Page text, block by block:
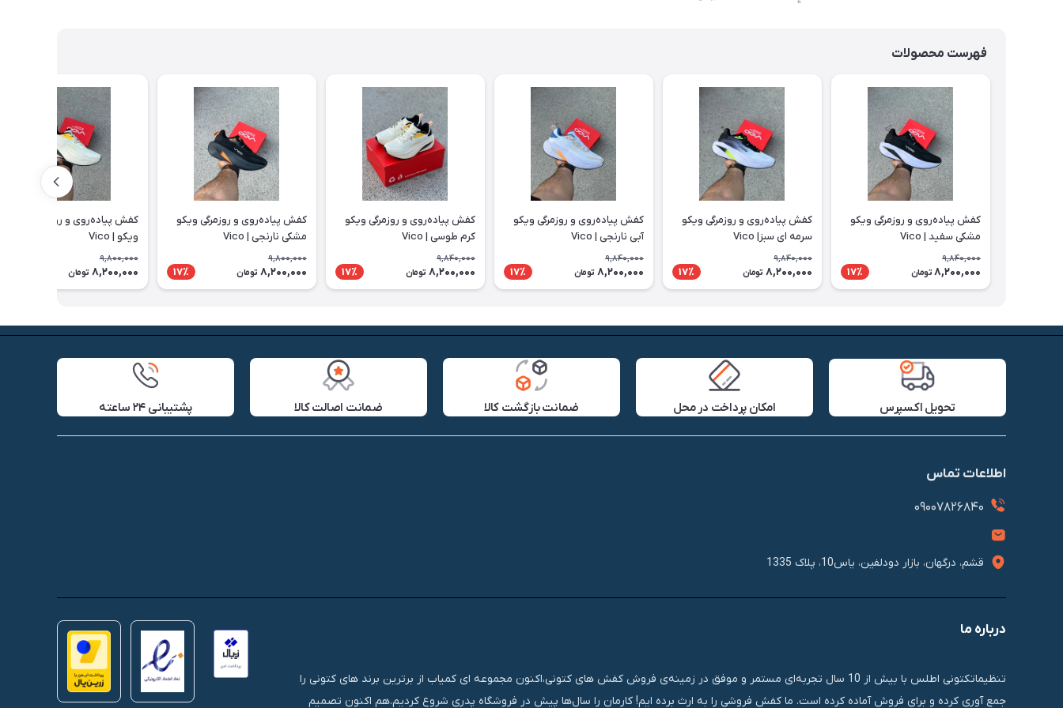
فهرست محصولات
کفش پیاده‌روی و روزمرگی ویکو
مشکی سفید | Vico
9,840,000
8,200,000 تومان 17٪
کفش پیاده‌روی و روزمرگی ویکو
سرمه ای سبز| Vico
9,840,000
8,200,000 تومان 17٪
کفش پیاده‌روی و روزمرگی ویکو
آبی نارنجی | Vico
9,840,000
8,200,000 تومان 17٪
کفش پیاده‌روی و روزمرگی ویکو
کرم طوسی | Vico
9,840,000
8,200,000 تومان 17٪
کفش پیاده‌روی و روزمرگی ویکو
مشکی نارنجی | Vico
9,800,000
8,200,000 تومان 17٪
کفش پیاده‌روی و روزمرگی کرم
ویکو | Vico
9,800,000
8,200,000 تومان
تحویل اکسپرس امکان پرداخت در محل ضمانت بازگشت کالا ضمانت اصالت کالا پشتیبانی ۲۴ ساعته
اطلاعات تماس
09007826840
قشم، درگهان، بازار دودلفین، یاس10، پلاک 1335
درباره ما
تنظیماتکتونی اطلس با بیش از 10 سال تجربه‌ای مستمر و موفق در زمینه‌ی فروش کفش های کتونی،اکنون مجموعه ای کمیاب از برترین برند های کتونی را
جمع آوری کرده و برای فروش آماده کرده است. ما کفش فروشی را به ارث برده ایم! کارمان را سال‌ها پیش در فروشگاه پدری شروع کردیم.هم اکنون تصمیم